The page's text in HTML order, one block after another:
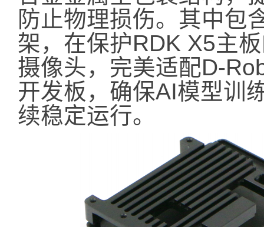
防止物理损伤。其中包
架，在保护RDK X5主
摄像头，完美适配D-
开发板，确保AI模型训
续稳定运行。